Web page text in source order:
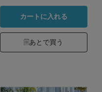
カートに入れる
あとで買う